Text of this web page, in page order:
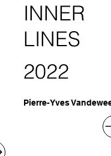
INNER
LINES
2022
Pierre-Yves